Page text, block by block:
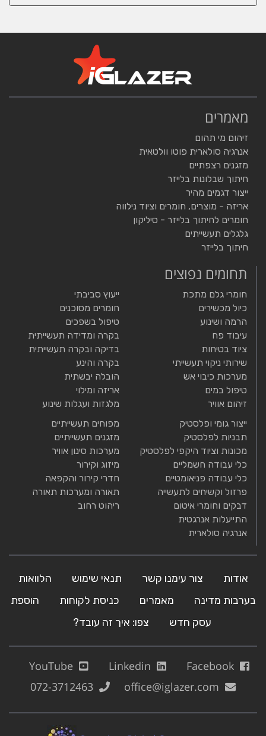
מאמרים
זיהום מי תהום
אנרגיה סולארית פוטו וולטאית
מזגנים רצפתיים
חיתוך שבלונות בלייזר
ייצור דגמים מהיר
אריזה - מוצרים, חומרים וציוד נילווה
חומרים לחיתוך בלייזר - סיליקון
גלגלים תעשייתים
חיתוך בלייזר
תחומים נפוצים
חומרי גלם מתכת
כיול מכשירים
הרמה ושינוע
עיבוד פח
ציוד בטיחות
שירותי ניקוי תעשייתי
מערכות כיבוי אש
טיפול במים
זיהום אוויר
ייעוץ סביבתי
חומרים מסוכנים
טיפול בשפכים
בקרה ומדידה תעשייתית
בדיקה ובקרה תעשייתית
בקרה והינע
הובלה יבשתית
אריזה ומילוי
מלגזות ועגלות שינוע
ייצור גומי ופלסטיק
תבניות לפלסטיק
מכונות וציוד היקפי לפלסטיק
כלי עבודה חשמליים
כלי עבודה פניאומטיים
פרזול וקשיחים לתעשייה
דבקים וחומרי איטום
התייעלות אנרגטית
אנרגיה סולארית
מפוחים תעשייתיים
מזגנים תעשייתיים
מערכות סינון אוויר
מיזוג וקירור
חדרי קירור והקפאה
תאורה ומערכות תאורה
ריהוט רחוב
אודות צור עימנו קשר תנאי שימוש
הלוואות
בערבות מדינה
מאמרים כניסת לקוחות
הוספת
עסק חדש
צפו: איך זה עובד?
Facebook